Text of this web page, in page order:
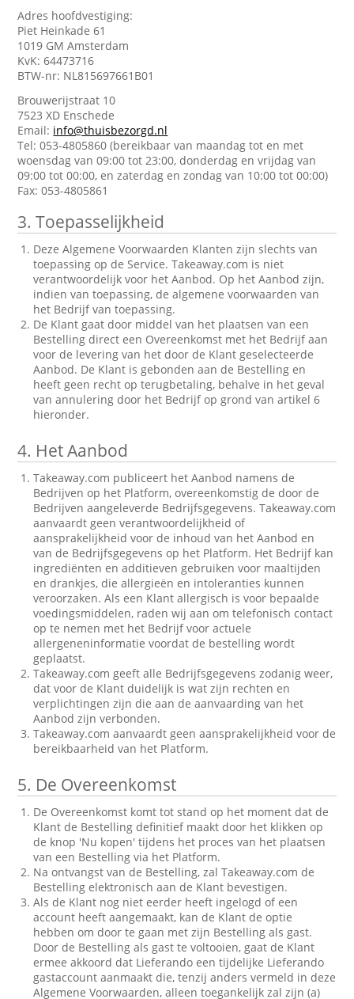
Adres hoofdvestiging:
Piet Heinkade 61
1019 GM Amsterdam
KvK: 64473716
BTW-nr: NL815697661B01
Brouwerijstraat 10
7523 XD Enschede
Email: info@thuisbezorgd.nl
Tel: 053-4805860 (bereikbaar van maandag tot en met
woensdag van 09:00 tot 23:00, donderdag en vrijdag van
09:00 tot 00:00, en zaterdag en zondag van 10:00 tot 00:00)
Fax: 053-4805861
3. Toepasselijkheid
Deze Algemene Voorwaarden Klanten zijn slechts van
toepassing op de Service. Takeaway.com is niet
verantwoordelijk voor het Aanbod. Op het Aanbod zijn,
indien van toepassing, de algemene voorwaarden van
het Bedrijf van toepassing.
De Klant gaat door middel van het plaatsen van een
Bestelling direct een Overeenkomst met het Bedrijf aan
voor de levering van het door de Klant geselecteerde
Aanbod. De Klant is gebonden aan de Bestelling en
heeft geen recht op terugbetaling, behalve in het geval
van annulering door het Bedrijf op grond van artikel 6
hieronder.
4. Het Aanbod
Takeaway.com publiceert het Aanbod namens de
Bedrijven op het Platform, overeenkomstig de door de
Bedrijven aangeleverde Bedrijfsgegevens. Takeaway.com
aanvaardt geen verantwoordelijkheid of
aansprakelijkheid voor de inhoud van het Aanbod en
van de Bedrijfsgegevens op het Platform. Het Bedrijf kan
ingrediënten en additieven gebruiken voor maaltijden
en drankjes, die allergieën en intoleranties kunnen
veroorzaken. Als een Klant allergisch is voor bepaalde
voedingsmiddelen, raden wij aan om telefonisch contact
op te nemen met het Bedrijf voor actuele
allergeneninformatie voordat de bestelling wordt
geplaatst.
Takeaway.com geeft alle Bedrijfsgegevens zodanig weer,
dat voor de Klant duidelijk is wat zijn rechten en
verplichtingen zijn die aan de aanvaarding van het
Aanbod zijn verbonden.
Takeaway.com aanvaardt geen aansprakelijkheid voor de
bereikbaarheid van het Platform.
5. De Overeenkomst
De Overeenkomst komt tot stand op het moment dat de
Klant de Bestelling definitief maakt door het klikken op
de knop 'Nu kopen' tijdens het proces van het plaatsen
van een Bestelling via het Platform.
Na ontvangst van de Bestelling, zal Takeaway.com de
Bestelling elektronisch aan de Klant bevestigen.
Als de Klant nog niet eerder heeft ingelogd of een
account heeft aangemaakt, kan de Klant de optie
hebben om door te gaan met zijn Bestelling als gast.
Door de Bestelling als gast te voltooien, gaat de Klant
ermee akkoord dat Lieferando een tijdelijke Lieferando
gastaccount aanmaakt die, tenzij anders vermeld in deze
Algemene Voorwaarden, alleen toegankelijk zal zijn (a)